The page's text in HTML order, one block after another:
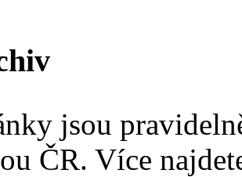
jsou
ČR. Více